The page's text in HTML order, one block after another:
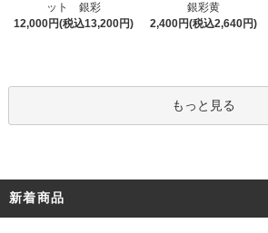
ット 銀彩
12,000円(税込13,200円)
銀彩黄
2,400円(税込2,640円)
もっと見る
新着商品